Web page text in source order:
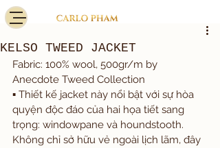
KELSO TWEED JACKET
Fabric: 100% wool, 500gr/m by
Anecdote Tweed Collection
▪️ Thiết kế jacket này nổi bật với sự hòa
quyện độc đáo của hai họa tiết sang
trọng: windowpane và houndstooth.
Không chỉ sở hữu vẻ ngoài lịch lãm, đây